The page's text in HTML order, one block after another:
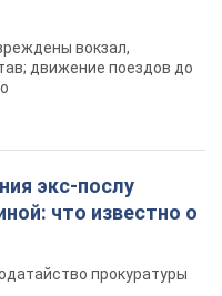
вокзал,
движение поездов до
экс-послу
что известно о
прокуратуры